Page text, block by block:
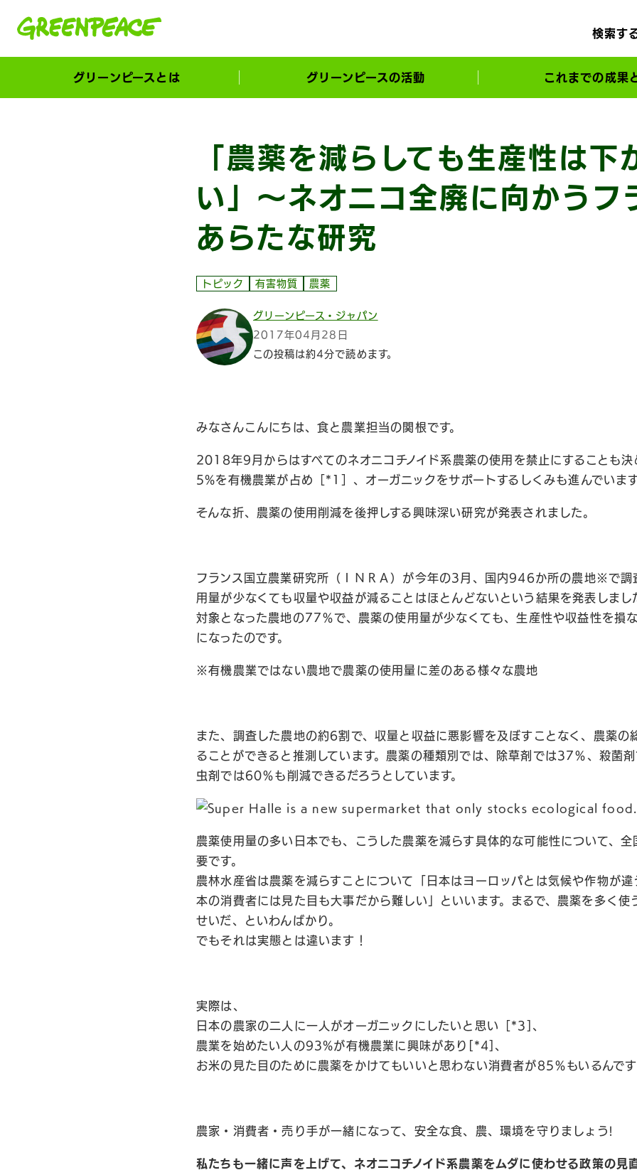
検索す
グリーンピースとは グリーンピースの活動 これまでの成果
「農薬を減らしても生産性は下
い」〜ネオニコ全廃に向かうフ
あらたな研究
トピック 有害物質 農薬
グリーンピース・ジャパン
2017年04月28日
この投稿は約4分で読めます。
みなさんこんにちは、食と農業担当の関根です。
2018年9月からはすべてのネオニコチノイド系農薬の使用を禁止にすることも決
5%を有機農業が占め［*1］、オーガニックをサポートするしくみも進んでいます
そんな折、農薬の使用削減を後押しする興味深い研究が発表されました。
フランス国立農業研究所（ＩＮＲＡ）が今年の3月、国内946か所の農地※で調
用量が少なくても収量や収益が減ることはほとんどないという結果を発表しまし
対象となった農地の77％で、農薬の使用量が少なくても、生産性や収益性を損
になったのです。
※有機農業ではない農地で農薬の使用量に差のある様々な農地
また、調査した農地の約6割で、収量と収益に悪影響を及ぼすことなく、農薬
ることができると推測しています。農薬の種類別では、除草剤では37％、殺菌
虫剤では60％も削減できるだろうとしています。
農薬使用量の多い日本でも、こうした農薬を減らす具体的な可能性について、
要です。
農林水産省は農薬を減らすことについて「日本はヨーロッパとは気候や作物が違
本の消費者には見た目も大事だから難しい」といいます。まるで、農薬を多く使
せいだ、といわんばかり。
でもそれは実態とは違います！
実際は、
日本の農家の二人に一人がオーガニックにしたいと思い［*3]、
農業を始めたい人の93%が有機農業に興味があり[*4]、
お米の見た目のために農薬をかけてもいいと思わない消費者が85％もいるんで
農家・消費者・売り手が一緒になって、安全な食、農、環境を守りましょう!
私たちも一緒に声を上げて、ネオニコチノイド系農薬をムダに使わせる政策の見